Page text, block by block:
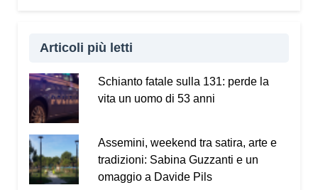
Articoli più letti
Schianto fatale sulla 131: perde la
vita un uomo di 53 anni
Assemini, weekend tra satira, arte e
tradizioni: Sabina Guzzanti e un
omaggio a Davide Pils